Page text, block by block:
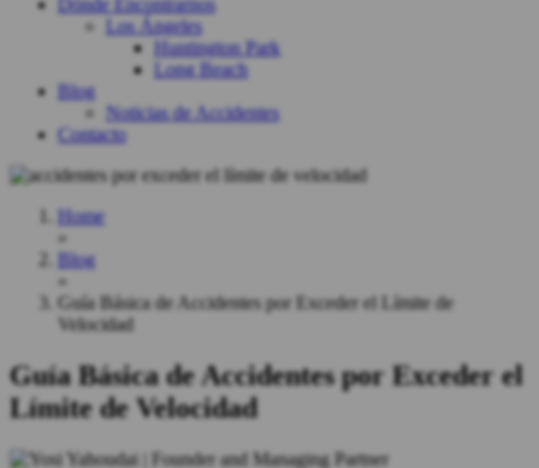
Dónde Encontrarnos
Los Ángeles
Huntington Park
Long Beach
Blog
Noticias de Accidentes
Contacto
Home
»
Blog
»
Guía Básica de Accidentes por Exceder el Límite de
Velocidad
Guía Básica de Accidentes por Exceder el
Límite de Velocidad